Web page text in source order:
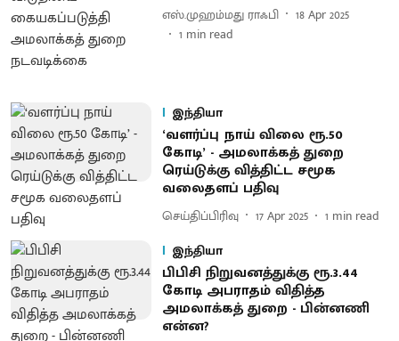
எஸ்.முஹம்மது ராஃபி
18 Apr 2025
1 min read
இந்தியா
‘வளர்ப்பு நாய் விலை ரூ.50
கோடி’ - அமலாக்கத் துறை
ரெய்டுக்கு வித்திட்ட சமூக
வலைதளப் பதிவு
செய்திப்பிரிவு 17 Apr 2025 1 min read
இந்தியா
பிபிசி நிறுவனத்துக்கு ரூ.3.44
கோடி அபராதம் விதித்த
அமலாக்கத் துறை - பின்னணி
என்ன?